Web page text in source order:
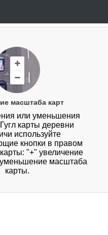
масштаба карт
или уменьшения
карты деревни
используйте
кнопки в правом
"+" увеличение
масштаба
карты.